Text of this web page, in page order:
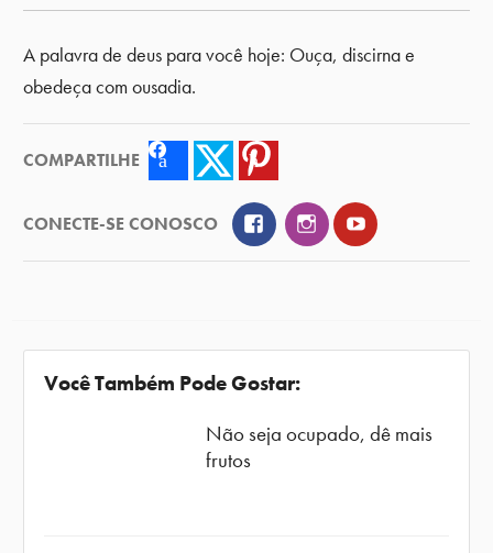
A palavra de deus para você hoje: Ouça, discirna e
obedeça com ousadia.
COMPARTILHE FacebookTwitter
CONECTE-SE CONOSCO FacebookInstagramYouTube
Você Também Pode Gostar:
Não seja ocupado, dê mais
frutos